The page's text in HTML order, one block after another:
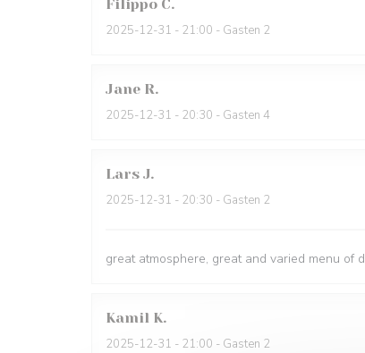
Filippo C
2025-12-31 - 21:00 - Gasten 2
Jane R
2025-12-31 - 20:30 - Gasten 4
Lars J
2025-12-31 - 20:30 - Gasten 2
great atmosphere, great and varied menu of
Kamil K
2025-12-31 - 21:00 - Gasten 2